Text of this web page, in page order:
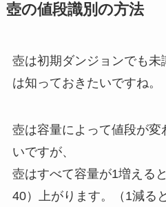
壺の値段識別の方法
壺は初期ダンジョンでも
は知っておきたいですね。
壺は容量によって値段が変
いですが、
壺はすべて容量が1増える
40）上がります。（1減る